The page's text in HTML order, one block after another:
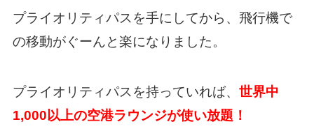
プライオリティパスを手にしてから、飛行機で
の移動がぐーんと楽になりました。
プライオリティパスを持っていれば、 世界中
1,000以上の空港ラウンジが使い放題！